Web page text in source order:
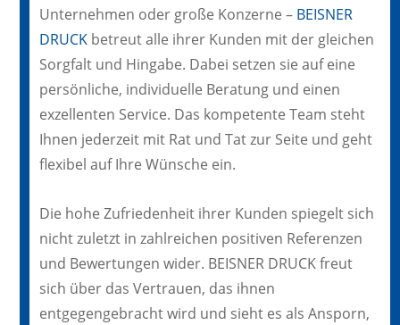
Unternehmen oder große Konzerne – BEISNER
DRUCK betreut alle ihrer Kunden mit der gleichen
Sorgfalt und Hingabe. Dabei setzen sie auf eine
persönliche, individuelle Beratung und einen
exzellenten Service. Das kompetente Team steht
Ihnen jederzeit mit Rat und Tat zur Seite und geht
flexibel auf Ihre Wünsche ein.
Die hohe Zufriedenheit ihrer Kunden spiegelt sich
nicht zuletzt in zahlreichen positiven Referenzen
und Bewertungen wider. BEISNER DRUCK freut
sich über das Vertrauen, das ihnen
entgegengebracht wird und sieht es als Ansporn,